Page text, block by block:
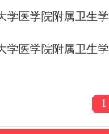
学医学院附属卫生
学医学院附属卫生
1